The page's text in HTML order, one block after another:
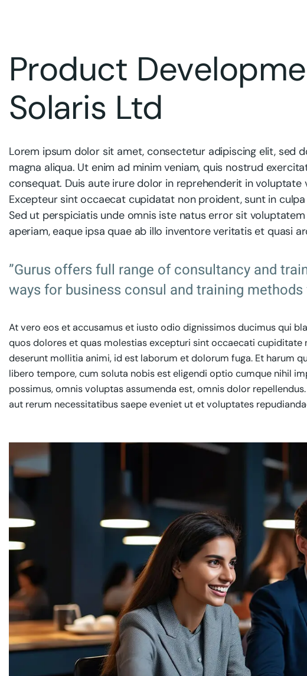
Product
Solaris Ltd
Lorem ipsum dolor sit amet, consectetur adipiscing elit, sed
magna aliqua. Ut enim ad minim veniam, quis nostrud
consequat. Duis aute irure dolor in reprehenderit in
Excepteur sint occaecat cupidatat non proident, sunt in
Sed ut perspiciatis unde omnis iste natus error sit
aperiam, eaque ipsa quae ab illo inventore veritatis et quasi
”Gurus offers full range of consultancy and
ways for business consul and training
At vero eos et accusamus et iusto odio dignissimos ducimus qui
quos dolores et quas molestias excepturi sint occaecati
deserunt mollitia animi, id est laborum et dolorum fuga. Et harum
libero tempore, cum soluta nobis est eligendi optio cumque nihil
possimus, omnis voluptas assumenda est, omnis dolor
aut rerum necessitatibus saepe eveniet ut et voluptates